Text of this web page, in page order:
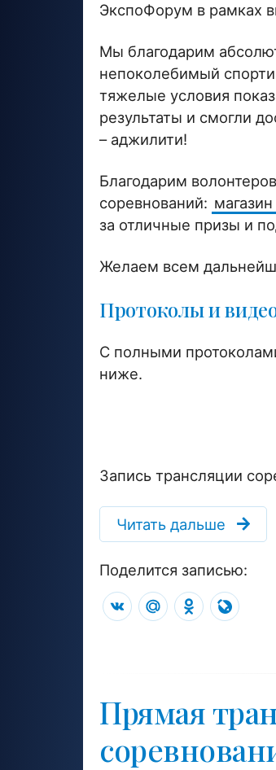
ЭкспоФорум в рамках
Мы благодарим
непоколебимый
тяжелые условия
результаты и смогли
– аджилити!
Благодарим
соревнований:
за отличные призы и
Желаем всем
Протоколы и
С полными
ниже.
Запись трансляции
Читать дальше
Поделится записью:
VK Mail.Ru
Прямая